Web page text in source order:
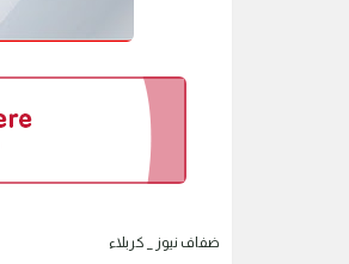
ضفاف نيوز _ كربلاء